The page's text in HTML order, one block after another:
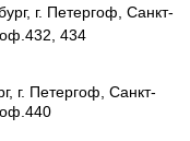
г. Петергоф, Санкт-
оф.432, 434
г. Петергоф, Санкт-
оф.440